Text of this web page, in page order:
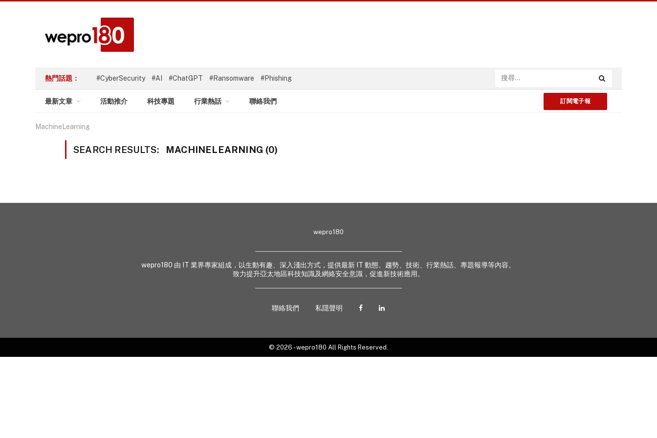
熱門話題： #CyberSecurity #AI #ChatGPT #Ransomware #Phishing
最新文章 活動推介 科技專題 行業熱話 聯絡我們 訂閱電子報
MachineLearning
SEARCH RESULTS: MACHINELEARNING (0)
wepro180
wepro180 由 IT 業界專家組成，以生動有趣、深入淺出方式，提供最新 IT 動態、趨勢、技術、行業熱話、專題報導等內容。
致力提升亞太地區科技知識及網絡安全意識，促進新技術應用。
聯絡我們 私隱聲明
© 2026 - wepro180 All Rights Reserved.